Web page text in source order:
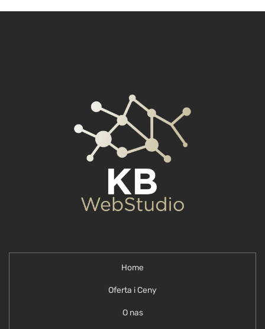
Home
Oferta i Ceny
O nas